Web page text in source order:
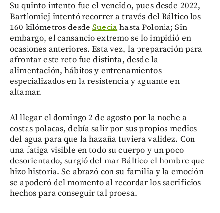
Su quinto intento fue el vencido, pues desde 2022,
Bartlomiej intentó recorrer a través del Báltico los
160 kilómetros desdeSueciahasta Polonia; Sin
embargo, el cansancio extremo se lo impidió en
ocasiones anteriores. Esta vez, la preparación para
afrontar este reto fue distinta, desde la
alimentación, hábitos y entrenamientos
especializados en la resistencia y aguante en
altamar.
Al llegar el domingo 2 de agosto por la noche a
costas polacas, debía salir por sus propios medios
del agua para que la hazaña tuviera validez. Con
una fatiga visible en todo su cuerpo y un poco
desorientado, surgió del mar Báltico el hombre que
hizo historia. Se abrazó con su familia y la emoción
se apoderó del momento al recordar los sacrificios
hechos para conseguir tal proesa.